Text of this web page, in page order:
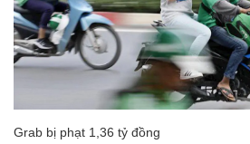
Grab bị phạt 1,36 tỷ đồng